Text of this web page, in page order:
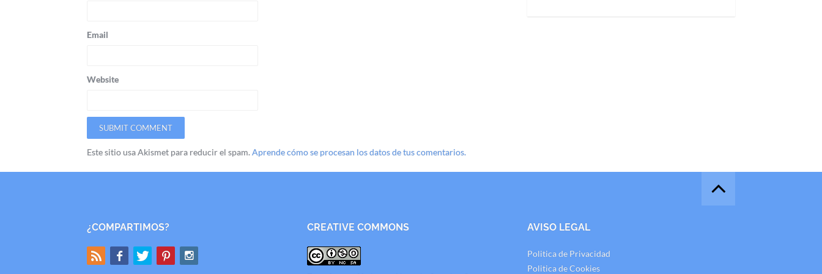
Email
Website
Este sitio usa Akismet para reducir el spam.Aprende cómo se procesan los datos de tus comentarios.
¿COMPARTIMOS? CREATIVE COMMONS AVISO LEGAL
Politica de Privacidad
Politica de Cookies